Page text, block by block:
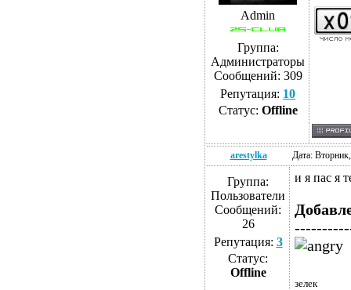
Admin
Группа:
Администраторы
Сообщений: 309
Репутация: 10
Статус: Offline
arestylka Дата:
Группа:
Пользователи
Сообщений:
26
Репутация: 3
Статус:
Offline
и я пас я
зелек